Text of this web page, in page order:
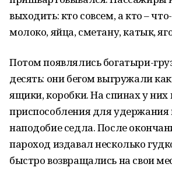
выходить: кто совсем, а кто –
молоко, яйца, сметану, катык,
Потом появлялись богатыри-
десять: они бегом выгружали
ящики, коробки. На спинах у них
приспособления для удержания
наподобие седла. После
пароход издавал несколько
быстро возвращались на свои